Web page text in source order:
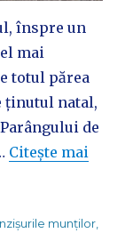
înspre un
mai
totul părea
ținutul natal,
de
Citește mai
munților